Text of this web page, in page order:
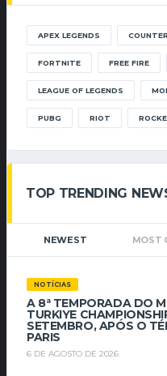
APEX LEGENDS
FORTNITE FREE FIRE
LEAGUE OF LEGENDS
PUBG RIOT
TOP TRENDING
NEWEST MOST
NOTÍCIAS
A 8ª TEMPORADA DO
TURKIYE
SETEMBRO, APÓS O
PARIS
6 DE AGOSTO DE 2026